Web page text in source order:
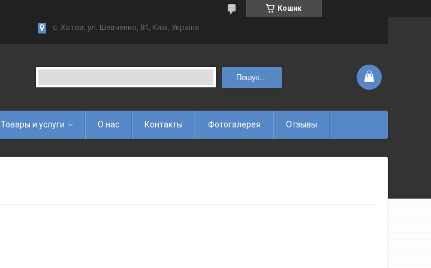
Кошик
с. Хотов, ул. Шевченко, 81, Київ, Україна
Пошук...
Товары и услуги О нас Контакты Фотогалерея Отзывы